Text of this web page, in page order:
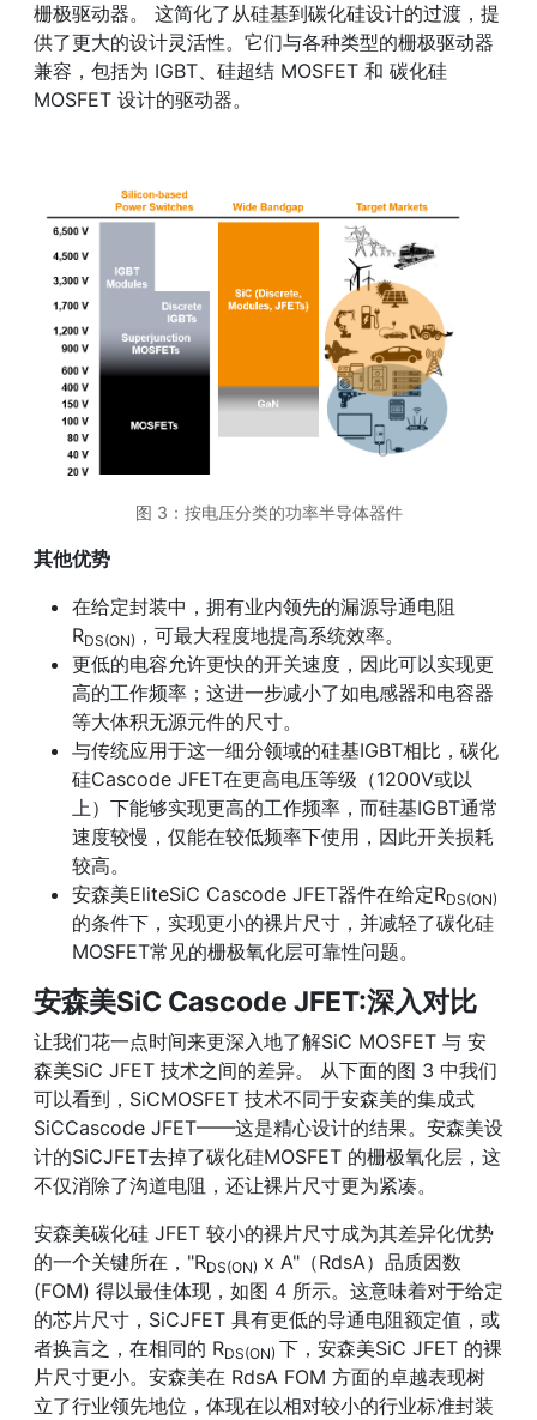
栅极驱动器。 这简化了从硅基到碳化硅设计的过渡，提
供了更大的设计灵活性。它们与各种类型的栅极驱动器
兼容，包括为 IGBT、硅超结 MOSFET 和 碳化硅
MOSFET 设计的驱动器。
图 3：按电压分类的功率半导体器件
其他优势
在给定封装中，拥有业内领先的漏源导通电阻
RDS(ON) ，可最大程度地提高系统效率。
更低的电容允许更快的开关速度，因此可以实现更
高的工作频率；这进一步减小了如电感器和电容器
等大体积无源元件的尺寸。
与传统应用于这一细分领域的硅基IGBT相比，碳化
硅Cascode JFET在更高电压等级（1200V或以
上）下能够实现更高的工作频率，而硅基IGBT通常
速度较慢，仅能在较低频率下使用，因此开关损耗
较高。
安森美EliteSiC Cascode JFET器件在给定RDS(ON)
的条件下，实现更小的裸片尺寸，并减轻了碳化硅
MOSFET常见的栅极氧化层可靠性问题。
安森美SiC Cascode JFET:深入对比
让我们花一点时间来更深入地了解SiC MOSFET 与 安
森美SiC JFET 技术之间的差异。 从下面的图 3 中我们
可以看到，SiCMOSFET 技术不同于安森美的集成式
SiCCascode JFET——这是精心设计的结果。安森美设
计的SiCJFET去掉了碳化硅MOSFET 的栅极氧化层，这
不仅消除了沟道电阻，还让裸片尺寸更为紧凑。
安森美碳化硅 JFET 较小的裸片尺寸成为其差异化优势
的一个关键所在，"RDS(ON) x A"（RdsA）品质因数
(FOM) 得以最佳体现，如图 4 所示。这意味着对于给定
的芯片尺寸，SiCJFET 具有更低的导通电阻额定值，或
者换言之，在相同的 RDS(ON) 下，安森美SiC JFET 的裸
片尺寸更小。安森美在 RdsA FOM 方面的卓越表现树
立了行业领先地位，体现在以相对较小的行业标准封装